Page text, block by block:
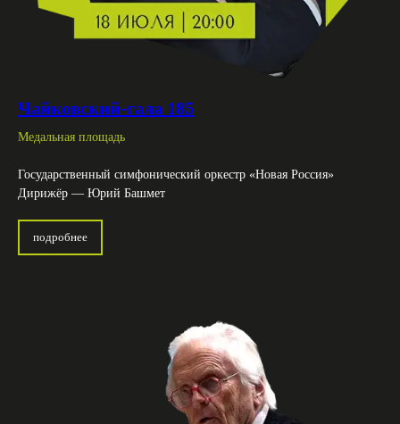
Чайковский-гала 185
Медальная площадь
Государственный симфонический оркестр «Новая Россия»
Дирижёр — Юрий Башмет
подробнее